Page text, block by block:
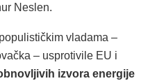
Neslen.
vladama –
– usprotivile EU i
izvora energije